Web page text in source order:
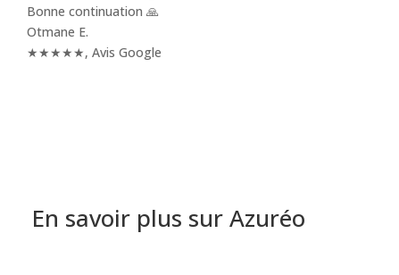
Bonne continuation 🙏
Otmane E.
★★★★★, Avis Google
En savoir plus sur Azuréo